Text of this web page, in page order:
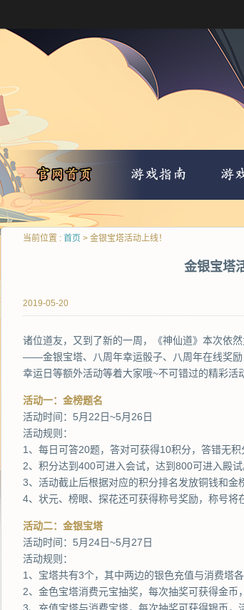
当前位置 : 首页 > 金银宝塔活动上线！
金银宝塔
2019-05-20
诸位道友，又到了新的一周，《神仙道》本次依
——金银宝塔、八周年幸运骰子、八周年在线奖
幸运日等额外活动等着大家哦~不可错过的精彩活
活动一：金榜题名
活动时间：5月22日~5月26日
活动规则：
1、每日可答20题，答对可获得10积分，答错无积
2、积分达到400可进入会试，达到800可进入殿试
3、活动截止后根据对应的积分排名发放铜钱和金
4、状元、榜眼、探花还可获得称号奖励，称号将
活动二：金银宝塔
活动时间：5月24日~5月27日
活动规则：
1、宝塔共有3个，其中两边的银色充值与消费塔
2、金色宝塔消费元宝抽奖，每次抽奖可获得金币